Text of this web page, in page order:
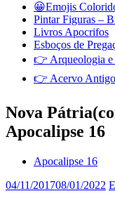
😀Emojis
Pintar Figuras –
Livros Apocrifos
Esboços de
👉 Arqueologia
👉 Acervo Antigo
Nova
Apocalipse 16
Apocalipse 16
04/11/201708/01/2022